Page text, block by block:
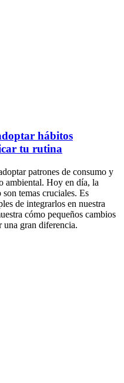
hábitos
tu rutina
patrones de consumo y
ambiental. Hoy en día, la
temas cruciales. Es
de integrarlos en nuestra
cómo pequeños cambios
una gran diferencia.